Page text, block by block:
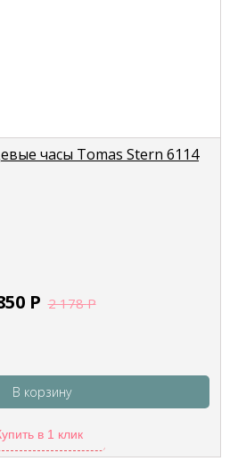
часы Tomas Stern 6114
Р 2 178Р
В корзину
в 1 клик